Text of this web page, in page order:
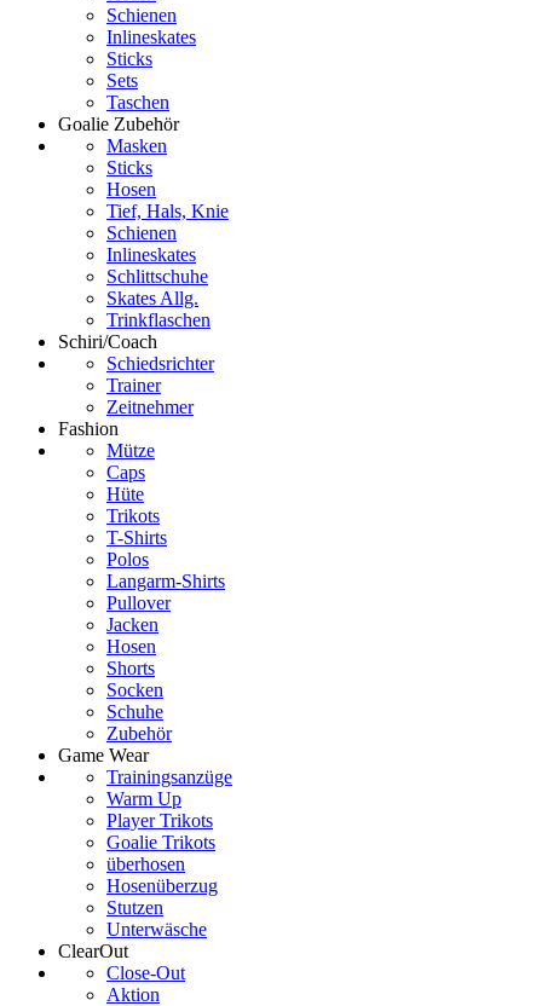
Schienen
Inlineskates
Sticks
Sets
Taschen
Goalie Zubehör
Masken
Sticks
Hosen
Tief, Hals, Knie
Schienen
Inlineskates
Schlittschuhe
Skates Allg.
Trinkflaschen
Schiri/Coach
Schiedsrichter
Trainer
Zeitnehmer
Fashion
Mütze
Caps
Hüte
Trikots
T-Shirts
Polos
Langarm-Shirts
Pullover
Jacken
Hosen
Shorts
Socken
Schuhe
Zubehör
Game Wear
Trainingsanzüge
Warm Up
Player Trikots
Goalie Trikots
überhosen
Hosenüberzug
Stutzen
Unterwäsche
ClearOut
Close-Out
Aktion